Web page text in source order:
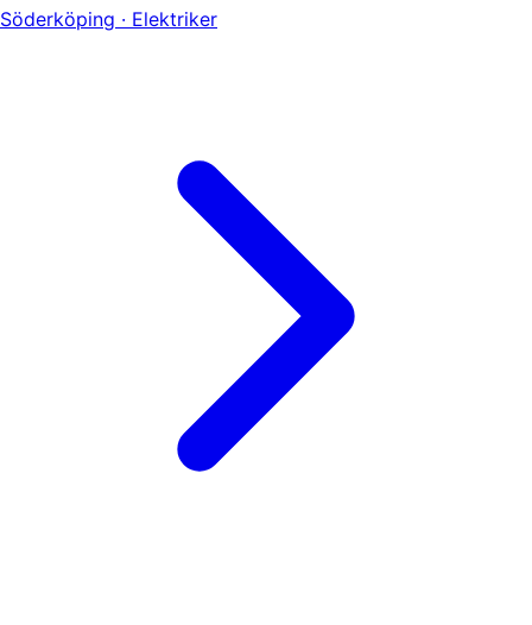
Söderköping · Elektriker